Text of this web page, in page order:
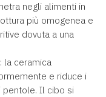
negli alimenti in
più omogenea e
dovuta a una
la ceramica
e riduce i
Il cibo si